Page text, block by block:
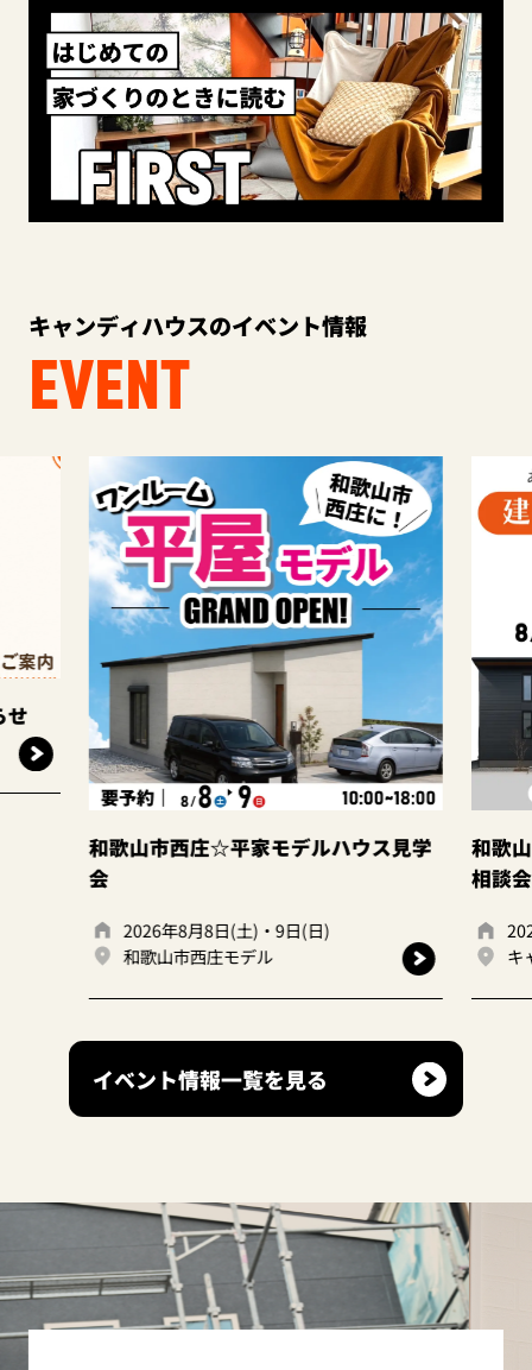
キャンディハウスのイベント情報
EVENT
市西庄☆平家モデルハウス見学
年8月8日(土)・9日(日)
歌山市西庄モデル
和歌山岩出店 ☆建
2026年8月8日(土)
キャンディハウス
イベント情報一覧を見る